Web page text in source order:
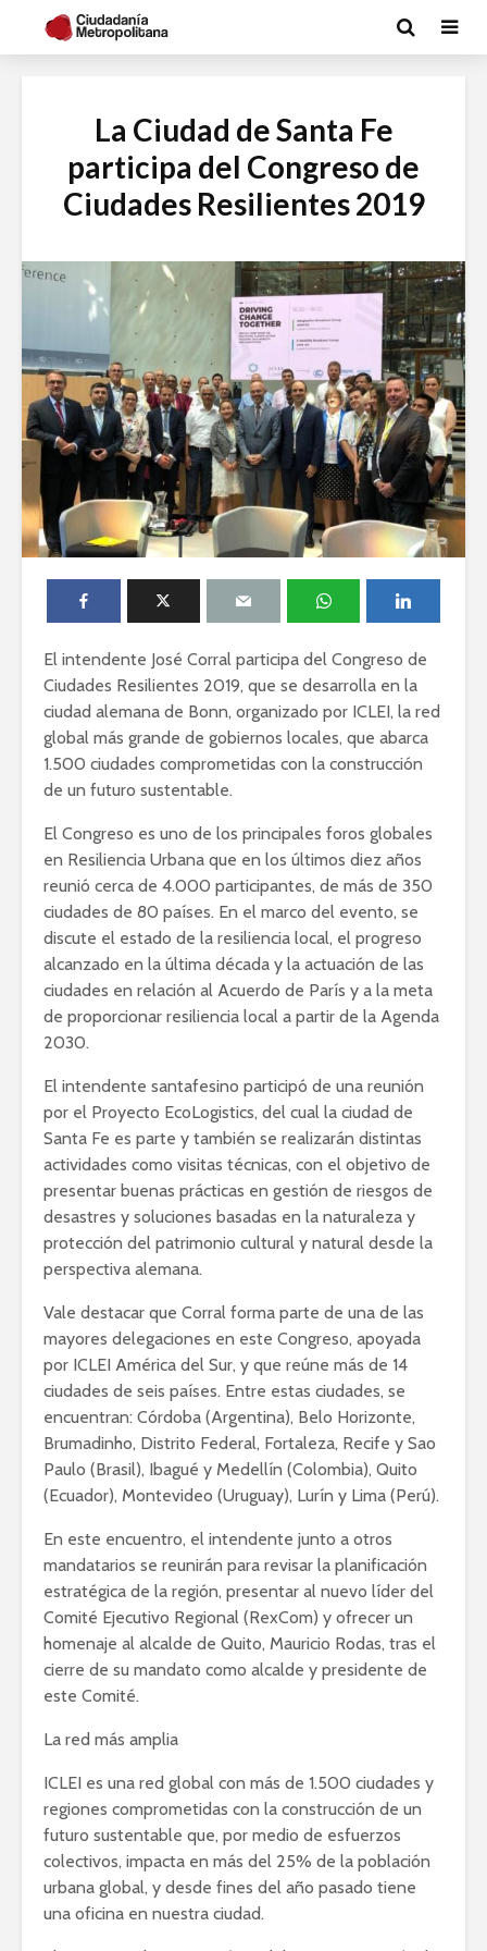
La Ciudad de Santa Fe
participa del Congreso de
Ciudades Resilientes 2019
El intendente José Corral participa del Congreso de
Ciudades Resilientes 2019, que se desarrolla en la
ciudad alemana de Bonn, organizado por ICLEI, la red
global más grande de gobiernos locales, que abarca
1.500 ciudades comprometidas con la construcción
de un futuro sustentable.
El Congreso es uno de los principales foros globales
en Resiliencia Urbana que en los últimos diez años
reunió cerca de 4.000 participantes, de más de 350
ciudades de 80 países. En el marco del evento, se
discute el estado de la resiliencia local, el progreso
alcanzado en la última década y la actuación de las
ciudades en relación al Acuerdo de París y a la meta
de proporcionar resiliencia local a partir de la Agenda
2030.
El intendente santafesino participó de una reunión
por el Proyecto EcoLogistics, del cual la ciudad de
Santa Fe es parte y también se realizarán distintas
actividades como visitas técnicas, con el objetivo de
presentar buenas prácticas en gestión de riesgos de
desastres y soluciones basadas en la naturaleza y
protección del patrimonio cultural y natural desde la
perspectiva alemana.
Vale destacar que Corral forma parte de una de las
mayores delegaciones en este Congreso, apoyada
por ICLEI América del Sur, y que reúne más de 14
ciudades de seis países. Entre estas ciudades, se
encuentran: Córdoba (Argentina), Belo Horizonte,
Brumadinho, Distrito Federal, Fortaleza, Recife y Sao
Paulo (Brasil), Ibagué y Medellín (Colombia), Quito
(Ecuador), Montevideo (Uruguay), Lurín y Lima (Perú).
En este encuentro, el intendente junto a otros
mandatarios se reunirán para revisar la planificación
estratégica de la región, presentar al nuevo líder del
Comité Ejecutivo Regional (RexCom) y ofrecer un
homenaje al alcalde de Quito, Mauricio Rodas, tras el
cierre de su mandato como alcalde y presidente de
este Comité.
La red más amplia
ICLEI es una red global con más de 1.500 ciudades y
regiones comprometidas con la construcción de un
futuro sustentable que, por medio de esfuerzos
colectivos, impacta en más del 25% de la población
urbana global, y desde fines del año pasado tiene
una oficina en nuestra ciudad.